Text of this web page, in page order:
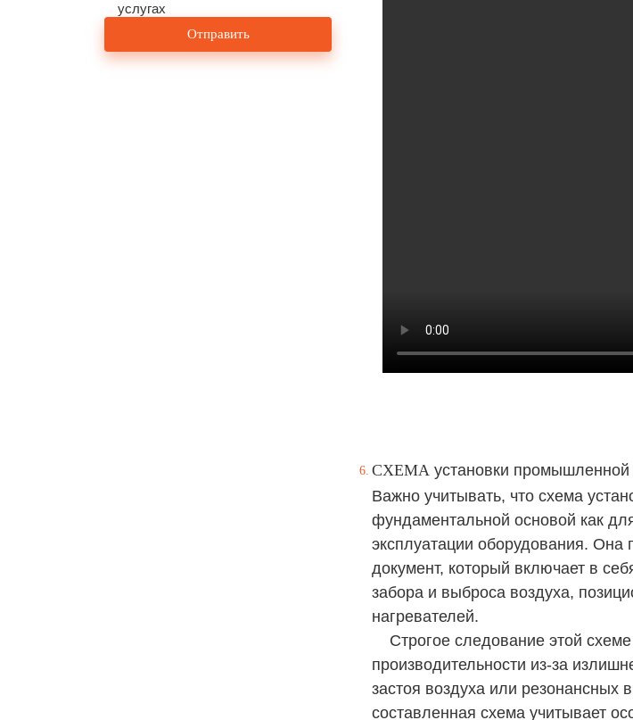
услугах
СХЕМА установки
Важно учитывать, что схема
фундаментальной основой как
эксплуатации оборудования. Она
документ, который включает в
забора и выброса воздуха,
нагревателей.
Строгое следование этой
производительности из-за
застоя воздуха или резонансных
составленная схема учитывает